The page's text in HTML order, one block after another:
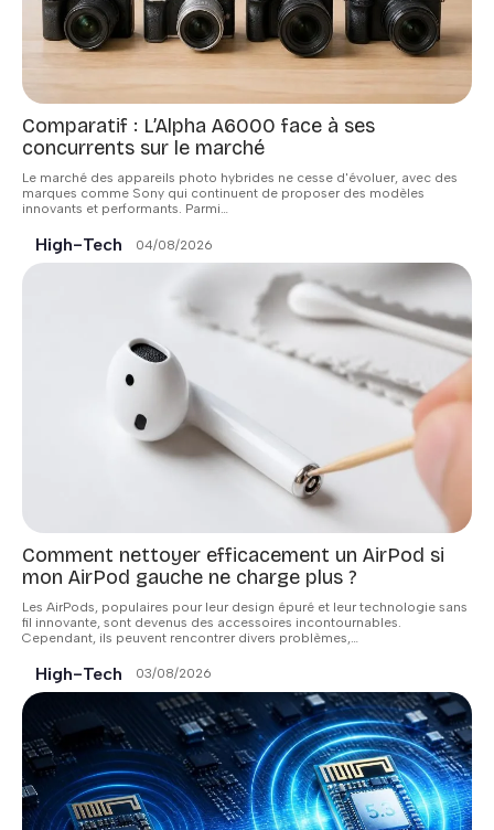
Comparatif : L’Alpha A6000 face à ses
concurrents sur le marché
Le marché des appareils photo hybrides ne cesse d'évoluer, avec des
marques comme Sony qui continuent de proposer des modèles
innovants et performants. Parmi…
High-Tech 04/08/2026
Comment nettoyer efficacement un AirPod si
mon AirPod gauche ne charge plus ?
Les AirPods, populaires pour leur design épuré et leur technologie sans
fil innovante, sont devenus des accessoires incontournables.
Cependant, ils peuvent rencontrer divers problèmes,…
High-Tech 03/08/2026